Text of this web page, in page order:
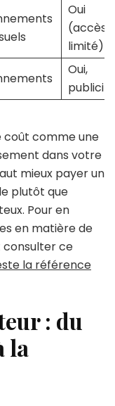
Oui
(accès
limité)
Oui,
publicité
coût comme une
dans votre
mieux payer un
plutôt que
Pour en
en matière de
consulter ce
la référence
: du
la